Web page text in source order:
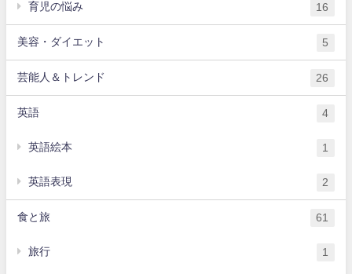
育児の悩み 16
美容・ダイエット 5
芸能人＆トレンド 26
英語 4
英語絵本 1
英語表現 2
食と旅 61
旅行 1